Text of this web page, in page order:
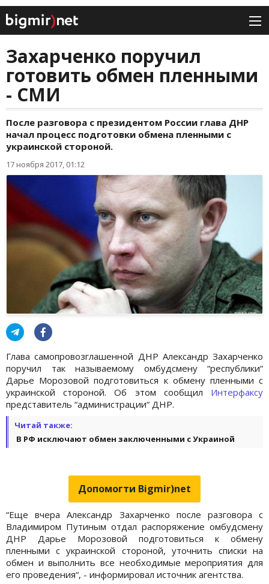
Захарченко поручил
готовить обмен пленными
- СМИ
После разговора с президентом России глава ДНР
начал процесс подготовки обмена пленными с
украинской стороной.
17 ноября 2017, 01:12
Глава самопровозглашенной ДНР Александр Захарченко
поручил так называемому омбудсмену “республики“
Дарье Морозовой подготовиться к обмену пленными с
украинской стороной. Об этом сообщил Интерфаксу
представитель “администрации“ ДНР.
Читай также:
В РФ исключают обмен заключенными с Украиной
Допомогти Bigmir)net
“Еще вчера Александр Захарченко после разговора с
Владимиром Путиным отдал распоряжение омбудсмену
ДНР Дарье Морозовой подготовиться к обмену
пленными с украинской стороной, уточнить списки на
обмен и выполнить все необходимые мероприятия для
его проведения“, - информировал источник агентства.